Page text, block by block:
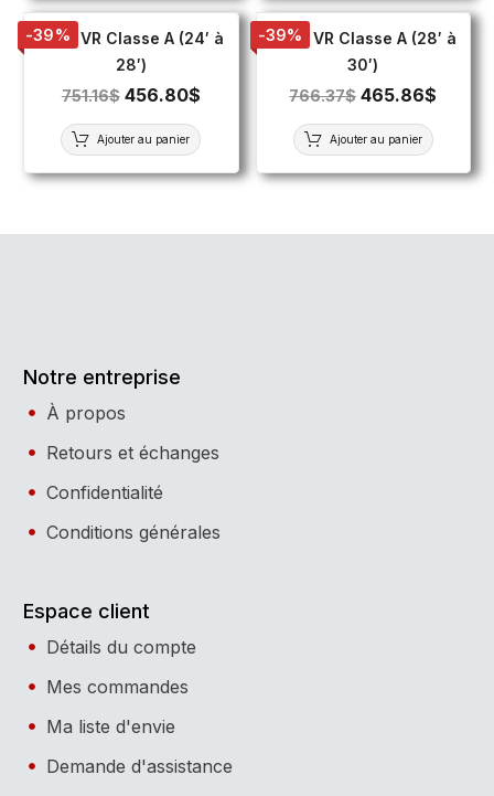
-39%
Toile VR Classe A (24′ à
28′)
751.16$ 456.80$
Ajouter au panier
-39%
Toile VR Classe A (28′ à
30′)
766.37$ 465.86$
Ajouter au panier
Notre entreprise
À propos
Retours et échanges
Confidentialité
Conditions générales
Espace client
Détails du compte
Mes commandes
Ma liste d'envie
Demande d'assistance